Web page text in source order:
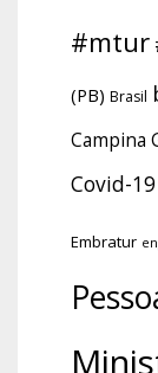
#mtur
(PB) Brasil
Campina
Covid-19
Embratur